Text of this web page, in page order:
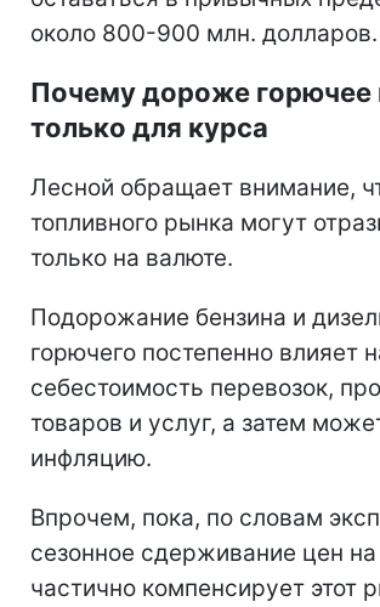
около 800-900 млн. долларов.
Почему дороже горючее
только для курса
Лесной обращает внимание,
топливного рынка могут
только на валюте.
Подорожание бензина и
горючего постепенно влияет
себестоимость перевозок,
товаров и услуг, а затем
инфляцию.
Впрочем, пока, по словам
сезонное сдерживание цен
частично компенсирует этот